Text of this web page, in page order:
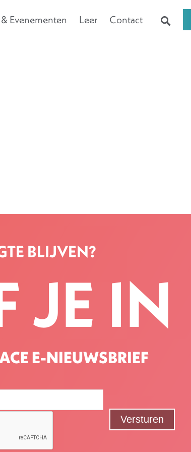
Evenementen Leer Contact
BLIJVEN?
JE IN
E-NIEUWSBRIEF